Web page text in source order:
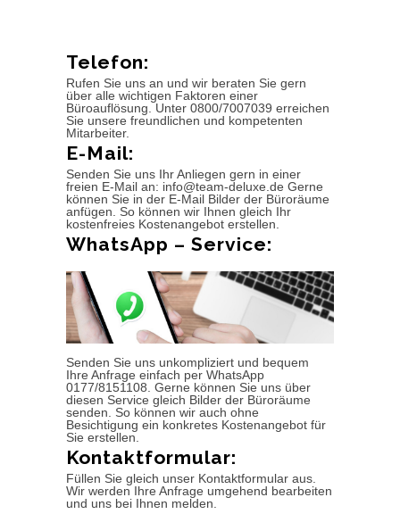
Telefon:
Rufen Sie uns an und wir beraten Sie gern
über alle wichtigen Faktoren einer
Büroauflösung. Unter 0800/7007039 erreichen
Sie unsere freundlichen und kompetenten
Mitarbeiter.
E-Mail:
Senden Sie uns Ihr Anliegen gern in einer
freien E-Mail an: info@team-deluxe.de Gerne
können Sie in der E-Mail Bilder der Büroräume
anfügen. So können wir Ihnen gleich Ihr
kostenfreies Kostenangebot erstellen.
WhatsApp – Service:
Senden Sie uns unkompliziert und bequem
Ihre Anfrage einfach per WhatsApp
0177/8151108. Gerne können Sie uns über
diesen Service gleich Bilder der Büroräume
senden. So können wir auch ohne
Besichtigung ein konkretes Kostenangebot für
Sie erstellen.
Kontaktformular:
Füllen Sie gleich unser Kontaktformular aus.
Wir werden Ihre Anfrage umgehend bearbeiten
und uns bei Ihnen melden.